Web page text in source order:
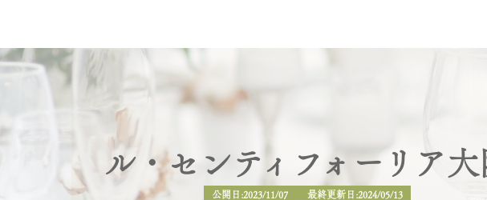
ル・センティフォーリア大
公開日:2023/11/07 最終更新日:2024/05/13